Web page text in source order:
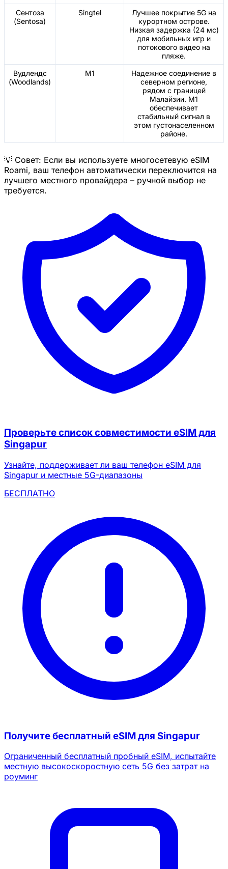
Сентоза
(Sentosa)
Singtel
Лучшее покрытие 5G на
курортном острове.
Низкая задержка (24 мс)
для мобильных игр и
потокового видео на
пляже.
Вудлендс
(Woodlands)
M1
Надежное соединение в
северном регионе,
рядом с границей
Малайзии. M1
обеспечивает
стабильный сигнал в
этом густонаселенном
районе.
💡 Совет: Если вы используете многосетевую eSIM
Roami, ваш телефон автоматически переключится на
лучшего местного провайдера – ручной выбор не
требуется.
Проверьте список совместимости eSIM для
Singapur
Узнайте, поддерживает ли ваш телефон eSIM для
Singapur и местные 5G-диапазоны
БЕСПЛАТНО
Получите бесплатный eSIM для Singapur
Ограниченный бесплатный пробный eSIM, испытайте
местную высокоскоростную сеть 5G без затрат на
роуминг